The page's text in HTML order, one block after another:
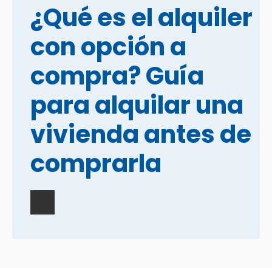
¿Qué es el alquiler
con opción a
compra? Guía
para alquilar una
vivienda antes de
comprarla